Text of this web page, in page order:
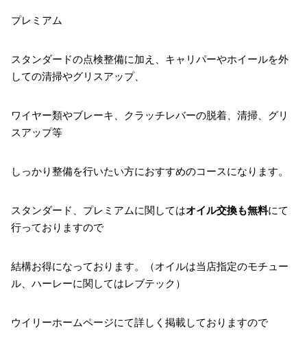
プレミアム
スタンダードの点検整備に加え、キャリパーやホイールを外
しての清掃やグリスアップ、
ワイヤー類やブレーキ、クラッチレバーの脱着、清掃、グリ
スアップ等
しっかり整備を行いたい方におすすめのコースになります。
スタンダード、プレミアムに関してはオイル交換も無料にて
行っておりますので
結構お得になっております。（オイルは当店指定のモチュー
ル、ハーレーに関してはレブテック）
ウイリーホームページにて詳しく掲載しておりますので